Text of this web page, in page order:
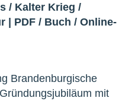
/ Kalter Krieg /
| PDF / Buch / Online-
Brandenburgische
mit